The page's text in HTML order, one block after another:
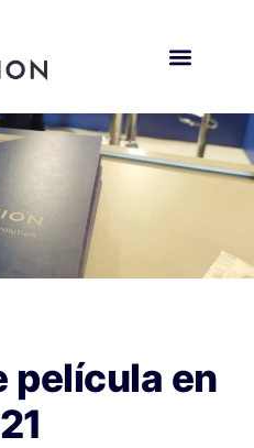
película en